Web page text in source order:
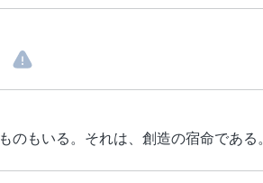
もいる。それは、創造の宿命である。